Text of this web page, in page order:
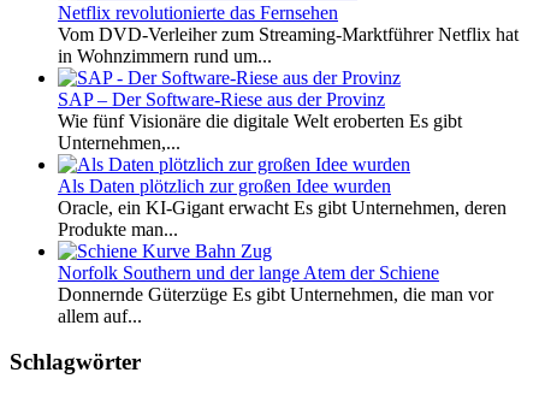
Netflix revolutionierte das Fernsehen
Vom DVD-Verleiher zum Streaming-Marktführer Netflix hat
in Wohnzimmern rund um...
SAP – Der Software-Riese aus der Provinz
Wie fünf Visionäre die digitale Welt eroberten Es gibt
Unternehmen,...
Als Daten plötzlich zur großen Idee wurden
Oracle, ein KI-Gigant erwacht Es gibt Unternehmen, deren
Produkte man...
Norfolk Southern und der lange Atem der Schiene
Donnernde Güterzüge Es gibt Unternehmen, die man vor
allem auf...
Schlagwörter